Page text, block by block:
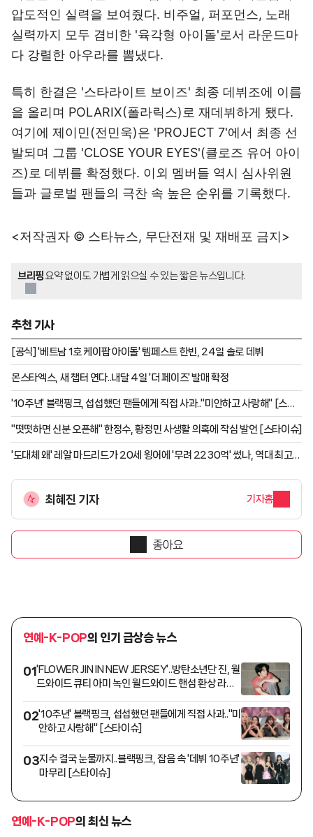
압도적인 실력을 보여줬다. 비주얼, 퍼포먼스, 노래
실력까지 모두 겸비한 '육각형 아이돌'로서 라운드마
다 강렬한 아우라를 뽐냈다.
특히 한결은 '스타라이트 보이즈' 최종 데뷔조에 이름
을 올리며 POLARIX(폴라릭스)로 재데뷔하게 됐다.
여기에 제이민(전민욱)은 'PROJECT 7'에서 최종 선
발되며 그룹 'CLOSE YOUR EYES'(클로즈 유어 아이
즈)로 데뷔를 확정했다. 이외 멤버들 역시 심사위원
들과 글로벌 팬들의 극찬 속 높은 순위를 기록했다.
<저작권자 © 스타뉴스, 무단전재 및 재배포 금지>
브리핑 요약 없이도 가볍게 읽으실 수 있는 짧은 뉴스입니다.
추천 기사
[공식] '베트남 1호 케이팝 아이돌' 템페스트 한빈, 24일 솔로 데뷔
몬스타엑스, 새 챕터 연다..내달 4일 '더 페이즈' 발매 확정
'10주년' 블랙핑크, 섭섭했던 팬들에게 직접 사과.."미안하고 사랑해" [스타
이슈]
"떳떳하면 신분 오픈해" 한정수, 황정민 사생활 의혹에 작심 발언 [스타이슈]
'도대체 왜' 레알 마드리드가 20세 윙어에 '무려 2230억' 썼나, 역대 최고
최혜진 기자 기자홈
좋아요
연예-K-POP의 인기 급상승 뉴스
01'FLOWER JIN IN NEW JERSEY'..방탄소년단 진, 월
드와이드 큐티 아미 녹인 월드와이드 핸섬 환상 라이
02'10주년' 블랙핑크, 섭섭했던 팬들에게 직접 사과.."미
안하고 사랑해" [스타이슈]
03지수 결국 눈물까지..블랙핑크, 잡음 속 '데뷔 10주년'
마무리 [스타이슈]
연예-K-POP의 최신 뉴스